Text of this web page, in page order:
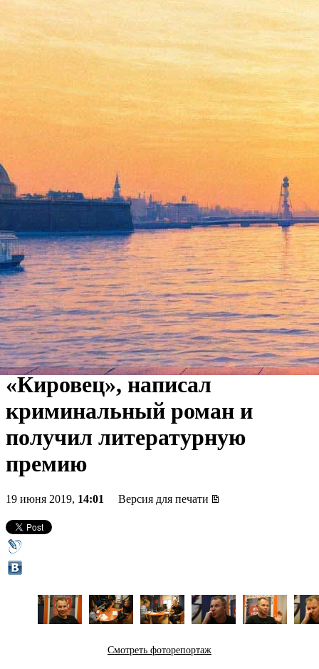
«Андрей Константинов,
наверное, посмеется над моей
книгой». Как петербуржец,
собирающий тракторы
«Кировец», написал
криминальный роман и
получил литературную
премию
19 июня 2019, 14:01 Версия для печати
Смотреть фоторепортаж